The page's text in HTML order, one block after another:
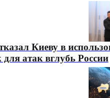
Киеву в
атак вглубь России